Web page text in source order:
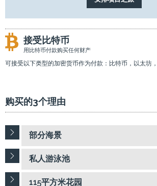
接受比特币
用比特币付款购买任何财产
可接受以下类型的加密货币作为付款：比特币，以太坊
购买的3个理由
部分海景
私人游泳池
115平方米花园